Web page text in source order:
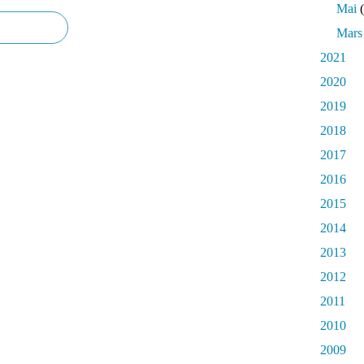
Mai
Mars
2021
2020
2019
2018
2017
2016
2015
2014
2013
2012
2011
2010
2009